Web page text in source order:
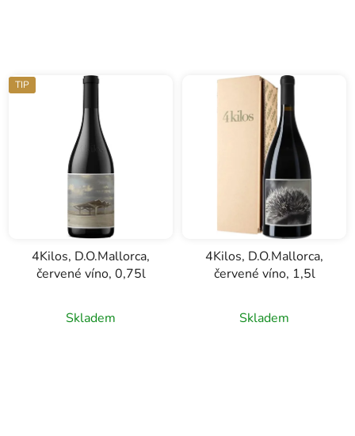
TIP
4Kilos, D.O.Mallorca,
červené víno, 0,75l
hodnocení
Skladem
4Kilos, D.O.Mallorca,
červené víno, 1,5l
Skladem